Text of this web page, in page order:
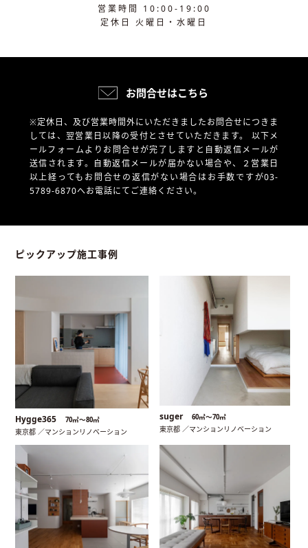
営業時間 10:00-19:00
定休日 火曜日・水曜日
お問合せはこちら
※定休日、及び営業時間外にいただきましたお問合せにつきま
しては、翌営業日以降の受付とさせていただきます。 以下メ
ールフォームよりお問合せが完了しますと自動返信メールが
送信されます。自動返信メールが届かない場合や、
２営業日
以上経ってもお問合せの返信がない場合はお手数ですが03-
5789-6870へお電話にてご連絡ください。
ピックアップ施工事例
Hygge365 70㎡〜80㎡
東京都 ／マンションリノベーション
suger 60㎡〜70㎡
東京都 ／マンションリノベーション